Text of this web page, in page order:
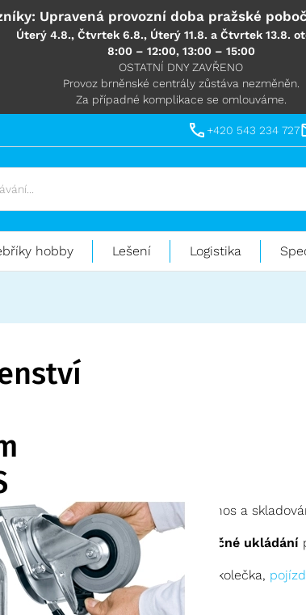
Upravená provozní doba pražské
Úterý 4.8., Čtvrtek 6.8., Úterý 11.8. a Čtvrtek 13.8.
8:00 – 12:00, 13:00 – 15:00
OSTATNÍ DNY ZAVŘENO
Provoz brněnské centrály zůstáva nezměněn.
Za případné komplikace se omlouváme.
+420 543 234 727
hobby Lešení Logistika
k bednám ZARGES pro přenos a
beden slouží propřehledné a bezpečné ukládání
u nás zakoupíte též visací zámky, kolečka,